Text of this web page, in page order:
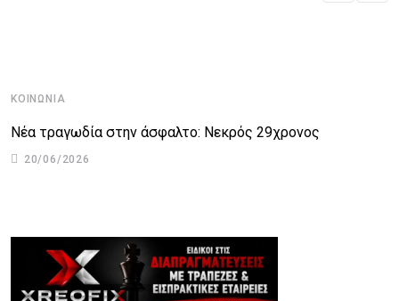
ΚΟΙΝΩΝΊΑ
Νέα τραγωδία στην άσφαλτο: Νεκρός 29χρονος
20/06/2026